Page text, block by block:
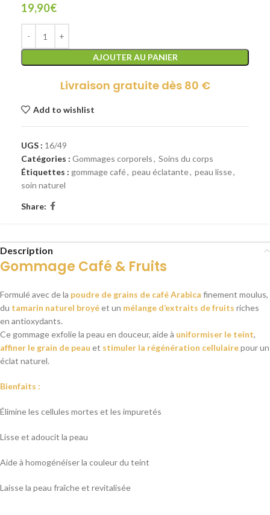
19,90€
AJOUTER AU PANIER
Livraison gratuite dès 80 €
Add to wishlist
UGS : 16/49
Catégories : Gommages corporels, Soins du corps
Étiquettes : gommage café, peau éclatante, peau lisse,
soin naturel
Share:
Description
Gommage Café & Fruits
Formulé avec de la poudre de grains de café Arabica finement moulus,
du tamarin naturel broyéet un mélange d’extraits de fruits riches
en antioxydants.
Ce gommage exfolie la peau en douceur, aide à uniformiser le teint,
affiner le grain de peau et stimuler la régénération cellulairepour un
éclat naturel.
Bienfaits :
Élimine les cellules mortes et les impuretés
Lisse et adoucit la peau
Aide à homogénéiser la couleur du teint
Laisse la peau fraîche et revitalisée